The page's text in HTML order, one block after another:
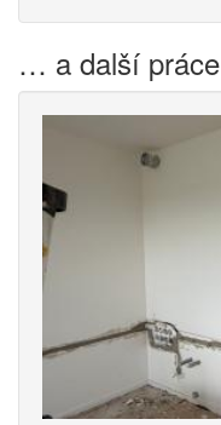
… a další práce